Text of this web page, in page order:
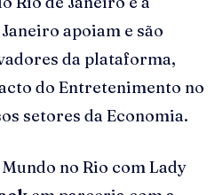
apoiam e são
da plataforma,
do Entretenimento no
setores da Economia.
no Rio com Lady